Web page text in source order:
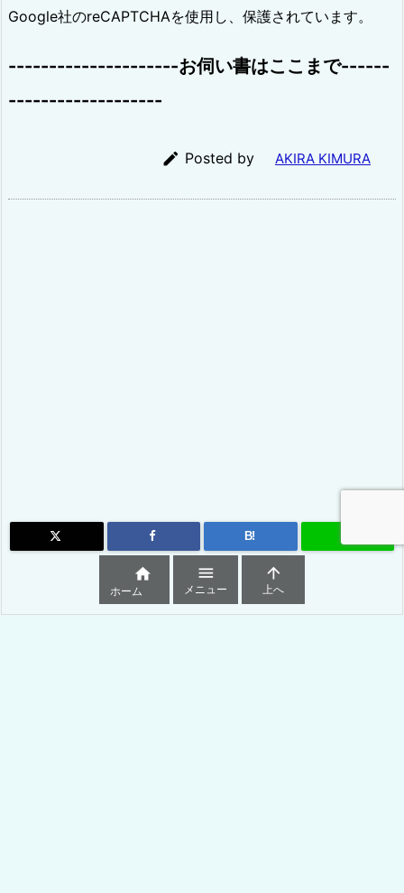
Google社のreCAPTCHAを使用し、保護されています。
---------------------お伺い書はここまで------
-------------------
 Posted by AKIRA KIMURA
B!

ホーム

メニュー

上へ